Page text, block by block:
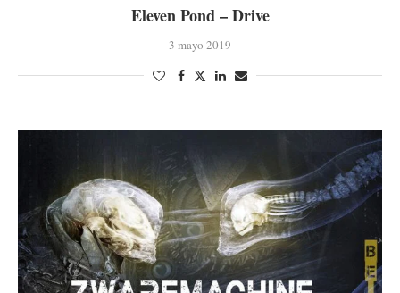
Eleven Pond – Drive
3 mayo 2019